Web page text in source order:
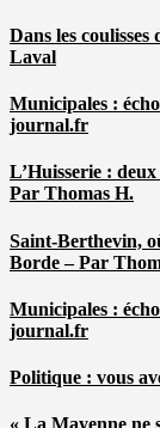
Dans les
Laval
Municipales :
journal.fr
L’Huisserie :
Par Thomas H.
Saint-Berthevin,
Borde – Par
Municipales :
journal.fr
Politique : vous